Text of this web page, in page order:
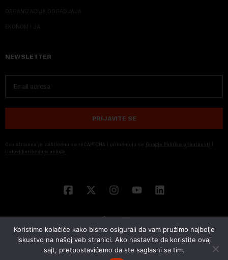
ORGANIZACIJA DOGADJAJA
EKONOM I JA
NEWSLETTER
PRIJAVITE SE
Ova stranica je zaštićena sa reCAPTCHA i primenjuju se Google Politika privatnosti i
Uslovi korišćenja usluge
© 2026 NOVA EKONOMIJA | SVA PRAVA ZADŽANA | DEVELOPED BY
Koristimo kolačiće kako bismo osigurali da vam pružimo najbolje
iskustvo na našoj veb stranici. Ako nastavite da koristite ovaj
sajt, pretpostavićemo da ste saglasni sa tim.